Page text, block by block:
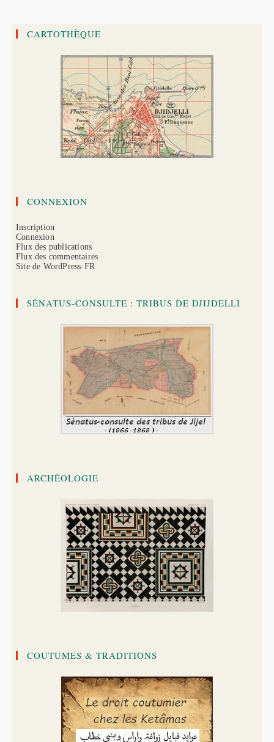
CARTOTHÈQUE
CONNEXION
Inscription
Connexion
Flux des publications
Flux des commentaires
Site de WordPress-FR
SÉNATUS-CONSULTE : TRIBUS DE DJIJDELLI
ARCHÉOLOGIE
COUTUMES & TRADITIONS